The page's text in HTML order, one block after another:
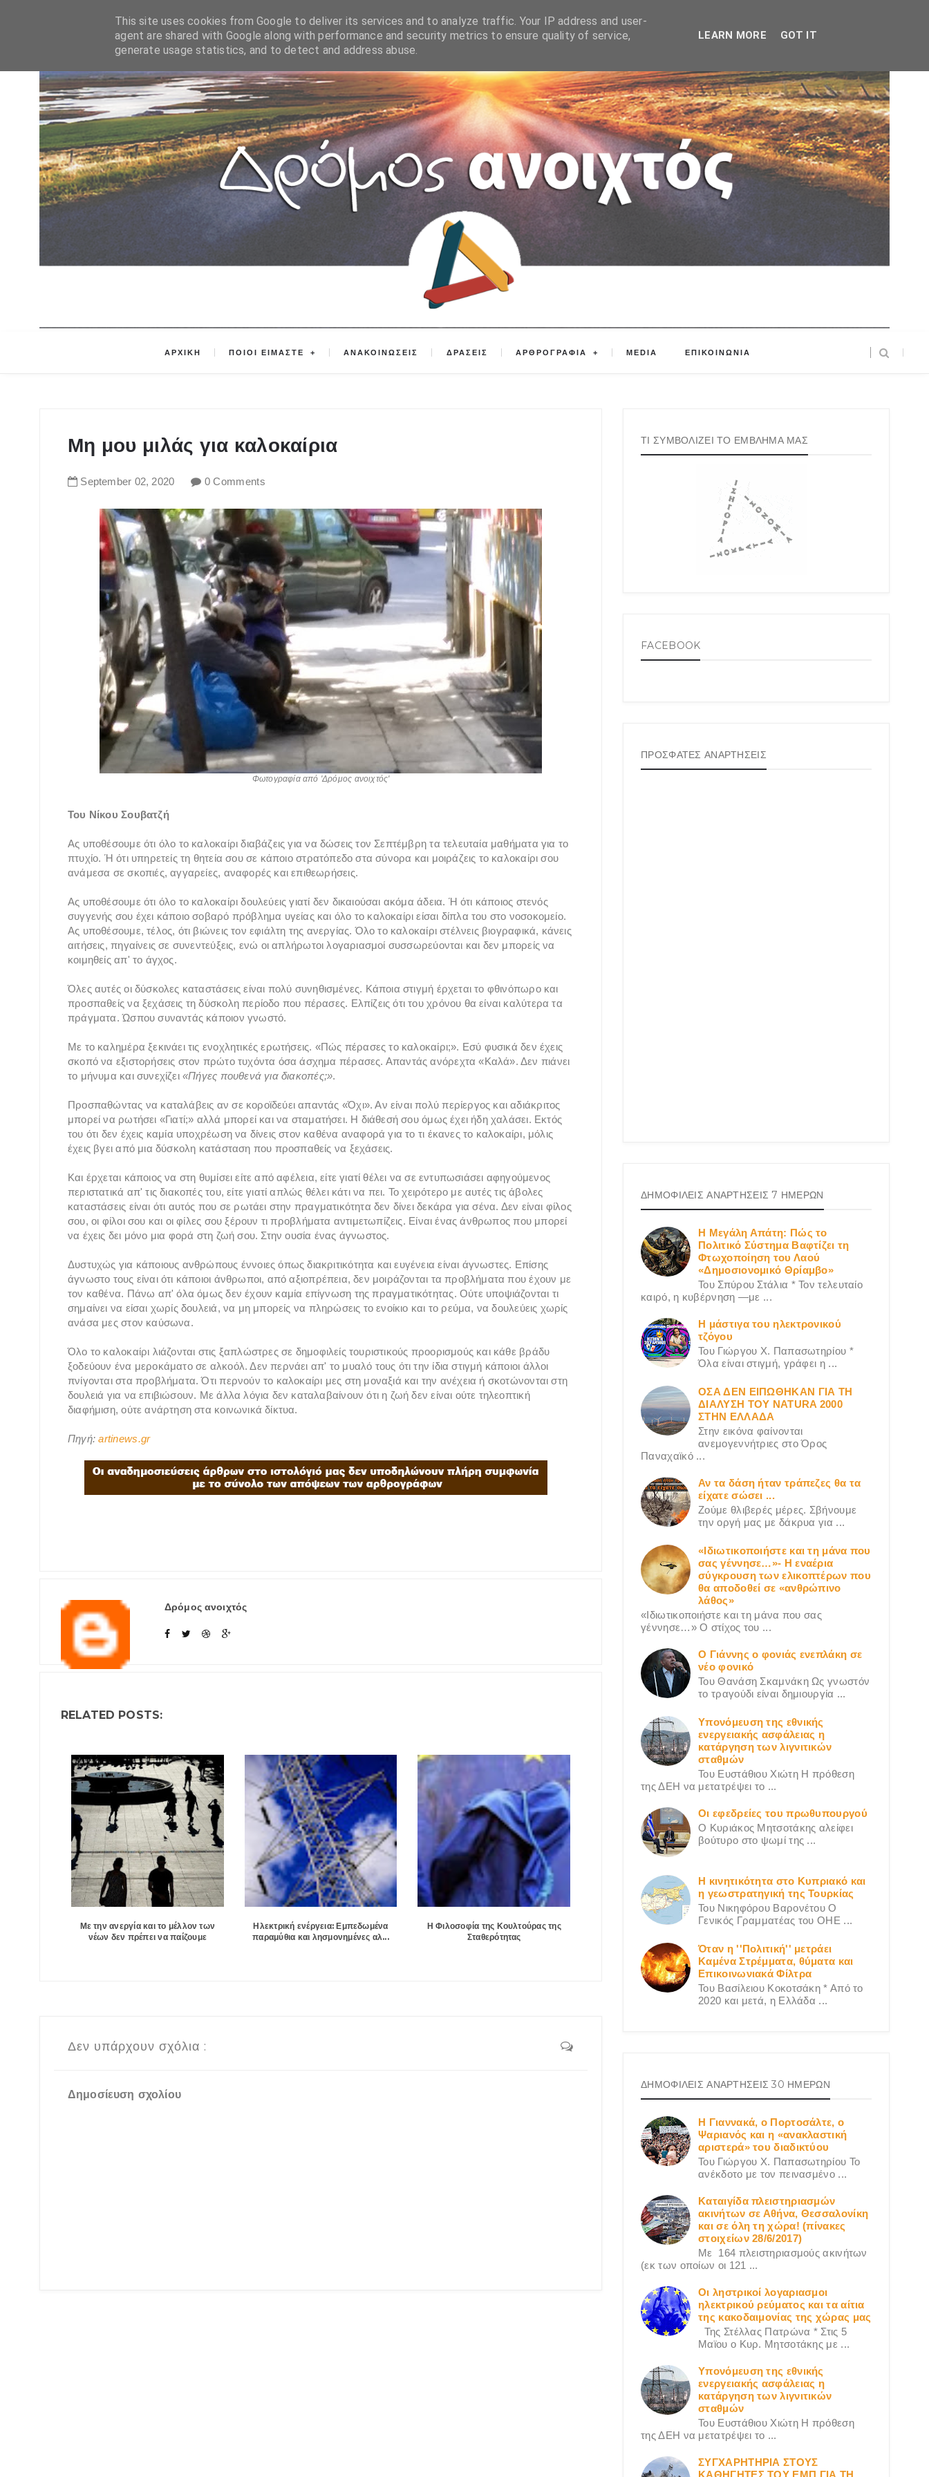
ΑΡΧΙΚΗ ΠΟΙΟΙ ΕΙΜΑΣΤΕ ΑΝΑΚΟΙΝΩΣΕΙΣ ΔΡΑΣΕΙΣ ΑΡΘΡΟΓΡΑΦΙΑ MEDIA ΕΠΙΚΟΙΝΩΝΙΑ
Μη μου μιλάς για καλοκαίρια
September 02, 2020 0 Comments
Φωτογραφία από 'Δρόμος ανοιχτός'
Του Νίκου Σουβατζή
Ας υποθέσουμε ότι όλο το καλοκαίρι διαβάζεις για να δώσεις τον Σεπτέμβρη τα τελευταία μαθήματα για το
πτυχίο. Ή ότι υπηρετείς τη θητεία σου σε κάποιο στρατόπεδο στα σύνορα και μοιράζεις το καλοκαίρι σου
ανάμεσα σε σκοπιές, αγγαρείες, αναφορές και επιθεωρήσεις.
Ας υποθέσουμε ότι όλο το καλοκαίρι δουλεύεις γιατί δεν δικαιούσαι ακόμα άδεια. Ή ότι κάποιος στενός
συγγενής σου έχει κάποιο σοβαρό πρόβλημα υγείας και όλο το καλοκαίρι είσαι δίπλα του στο νοσοκομείο.
Ας υποθέσουμε, τέλος, ότι βιώνεις τον εφιάλτη της ανεργίας. Όλο το καλοκαίρι στέλνεις βιογραφικά, κάνεις
αιτήσεις, πηγαίνεις σε συνεντεύξεις, ενώ οι απλήρωτοι λογαριασμοί συσσωρεύονται και δεν μπορείς να
κοιμηθείς απ' το άγχος.
Όλες αυτές οι δύσκολες καταστάσεις είναι πολύ συνηθισμένες. Κάποια στιγμή έρχεται το φθινόπωρο και
προσπαθείς να ξεχάσεις τη δύσκολη περίοδο που πέρασες. Ελπίζεις ότι του χρόνου θα είναι καλύτερα τα
πράγματα. Ώσπου συναντάς κάποιον γνωστό.
Με το καλημέρα ξεκινάει τις ενοχλητικές ερωτήσεις. «Πώς πέρασες το καλοκαίρι;». Εσύ φυσικά δεν έχεις
σκοπό να εξιστορήσεις στον πρώτο τυχόντα όσα άσχημα πέρασες. Απαντάς ανόρεχτα «Καλά». Δεν πιάνει
το μήνυμα και συνεχίζει«Πήγες πουθενά για διακοπές;».
Προσπαθώντας να καταλάβεις αν σε κοροϊδεύει απαντάς «Όχι». Αν είναι πολύ περίεργος και αδιάκριτος
μπορεί να ρωτήσει «Γιατί;» αλλά μπορεί και να σταματήσει. Η διάθεσή σου όμως έχει ήδη χαλάσει. Εκτός
του ότι δεν έχεις καμία υποχρέωση να δίνεις στον καθένα αναφορά για το τι έκανες το καλοκαίρι, μόλις
έχεις βγει από μια δύσκολη κατάσταση που προσπαθείς να ξεχάσεις.
Και έρχεται κάποιος να στη θυμίσει είτε από αφέλεια, είτε γιατί θέλει να σε εντυπωσιάσει αφηγούμενος
περιστατικά απ' τις διακοπές του, είτε γιατί απλώς θέλει κάτι να πει. Το χειρότερο με αυτές τις άβολες
καταστάσεις είναι ότι αυτός που σε ρωτάει στην πραγματικότητα δεν δίνει δεκάρα για σένα. Δεν είναι φίλος
σου, οι φίλοι σου και οι φίλες σου ξέρουν τι προβλήματα αντιμετωπίζεις. Είναι ένας άνθρωπος που μπορεί
να έχεις δει μόνο μια φορά στη ζωή σου. Στην ουσία ένας άγνωστος.
Δυστυχώς για κάποιους ανθρώπους έννοιες όπως διακριτικότητα και ευγένεια είναι άγνωστες. Επίσης
άγνωστο τους είναι ότι κάποιοι άνθρωποι, από αξιοπρέπεια, δεν μοιράζονται τα προβλήματα που έχουν με
τον καθένα. Πάνω απ' όλα όμως δεν έχουν καμία επίγνωση της πραγματικότητας. Ούτε υποψιάζονται τι
σημαίνει να είσαι χωρίς δουλειά, να μη μπορείς να πληρώσεις το ενοίκιο και το ρεύμα, να δουλεύεις χωρίς
ανάσα μες στον καύσωνα.
Όλο το καλοκαίρι λιάζονται στις ξαπλώστρες σε δημοφιλείς τουριστικούς προορισμούς και κάθε βράδυ
ξοδεύουν ένα μεροκάματο σε αλκοόλ. Δεν περνάει απ' το μυαλό τους ότι την ίδια στιγμή κάποιοι άλλοι
πνίγονται στα προβλήματα. Ότι περνούν το καλοκαίρι μες στη μοναξιά και την ανέχεια ή σκοτώνονται στη
δουλειά για να επιβιώσουν. Με άλλα λόγια δεν καταλαβαίνουν ότι η ζωή δεν είναι ούτε τηλεοπτική
διαφήμιση, ούτε ανάρτηση στα κοινωνικά δίκτυα.
Πηγή:artinews.gr
Δρόμος ανοιχτός
RELATED POSTS:
Με την ανεργία και το μέλλον των
νέων δεν πρέπει να παίζουμε
Ηλεκτρική ενέργεια: Εμπεδωμένα
παραμύθια και λησμονημένες αλ...
Η Φιλοσοφία της Κουλτούρας της
Σταθερότητας
Δεν υπάρχουν σχόλια :
Δημοσίευση σχολίου
ΤΙ ΣΥΜΒΟΛΙΖΕΙ ΤΟ ΕΜΒΛΗΜΑ ΜΑΣ
FACEBOOK
ΠΡΟΣΦΑΤΕΣ ΑΝΑΡΤΗΣΕΙΣ
ΔΗΜΟΦΙΛΕΙΣ ΑΝΑΡΤΗΣΕΙΣ 7 ΗΜΕΡΩΝ
Η Μεγάλη Απάτη: Πώς το
Πολιτικό Σύστημα Βαφτίζει τη
Φτωχοποίηση του Λαού
«Δημοσιονομικό Θρίαμβο»
Του Σπύρου Στάλια * Τον τελευταίο
καιρό, η κυβέρνηση —με ...
Η μάστιγα του ηλεκτρονικού
τζόγου
Του Γιώργου X. Παπασωτηρίου *
Όλα είναι στιγμή, γράφει η ...
ΟΣΑ ΔΕN ΕΙΠΩΘΗΚΑΝ ΓΙΑ ΤΗ
ΔΙΑΛΥΣΗ ΤΟΥ NATURA 2000
ΣΤΗΝ ΕΛΛΑΔΑ
Στην εικόνα φαίνονται
ανεμογεννήτριες στο Όρος
Παναχαϊκό ...
Αν τα δάση ήταν τράπεζες θα τα
είχατε σώσει ...
Ζούμε θλιβερές μέρες. Σβήνουμε
την οργή μας με δάκρυα για ...
«Ιδιωτικοποιήστε και τη μάνα που
σας γέννησε…»- Η εναέρια
σύγκρουση των ελικοπτέρων που
θα αποδοθεί σε «ανθρώπινο
λάθος»
«Ιδιωτικοποιήστε και τη μάνα που σας
γέννησε…» Ο στίχος του ...
Ο Γιάννης ο φονιάς ενεπλάκη σε
νέο φονικό
Του Θανάση Σκαμνάκη Ως γνωστόν
το τραγούδι είναι δημιουργία ...
Υπονόμευση της εθνικής
ενεργειακής ασφάλειας η
κατάργηση των λιγνιτικών
σταθμών
Του Ευστάθιου Χιώτη Η πρόθεση
της ΔΕΗ να μετατρέψει το ...
Οι εφεδρείες του πρωθυπουργού
Ο Κυριάκος Μητσοτάκης αλείφει
βούτυρο στο ψωμί της ...
Η κινητικότητα στο Κυπριακό και
η γεωστρατηγική της Τουρκίας
Του Νικηφόρου Βαρονέτου Ο
Γενικός Γραμματέας του ΟΗΕ ...
Όταν η ''Πολιτική'' μετράει
Καμένα Στρέμματα, θύματα και
Επικοινωνιακά Φίλτρα
Του Βασίλειου Κοκοτσάκη * Από το
2020 και μετά, η Ελλάδα ...
ΔΗΜΟΦΙΛΕΙΣ ΑΝΑΡΤΗΣΕΙΣ 30 ΗΜΕΡΩΝ
Η Γιαννακά, ο Πορτοσάλτε, ο
Ψαριανός και η «ανακλαστική
αριστερά» του διαδικτύου
Του Γιώργου X. Παπασωτηρίου Το
ανέκδοτο με τον πεινασμένο ...
Καταιγίδα πλειστηριασμών
ακινήτων σε Αθήνα, Θεσσαλονίκη
και σε όλη τη χώρα! (πίνακες
στοιχείων 28/6/2017)
Με 164 πλειστηριασμούς ακινήτων
(εκ των οποίων οι 121 ...
Οι ληστρικοί λογαριασμοι
ηλεκτρικού ρεύματος και τα αίτια
της κακοδαιμονίας της χώρας μας
Της Στέλλας Πατρώνα * Στις 5
Μαϊου ο Κυρ. Μητσοτάκης με ...
Υπονόμευση της εθνικής
ενεργειακής ασφάλειας η
κατάργηση των λιγνιτικών
σταθμών
Του Ευστάθιου Χιώτη Η πρόθεση
της ΔΕΗ να μετατρέψει το ...
ΣΥΓΧΑΡΗΤΗΡΙΑ ΣΤΟΥΣ
ΚΑΘΗΓΗΤΕΣ ΤΟΥ ΕΜΠ ΓΙΑ ΤΗ
This site uses cookies from Google to deliver its services and to analyze traffic. Your IP address and user-
agent are shared with Google along with performance and security metrics to ensure quality of service,
generate usage statistics, and to detect and address abuse.
LEARN MORE GOT IT